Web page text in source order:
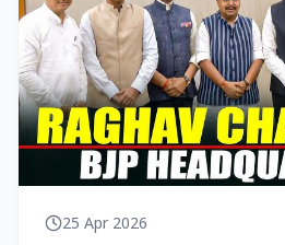
25 Apr 2026